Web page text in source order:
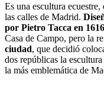
Es una escultura ecuestre,
las calles de Madrid.
por Pietro Tacca en
Casa de Campo, pero la
ciudad, que decidió
dos repúblicas la
la más emblemática de